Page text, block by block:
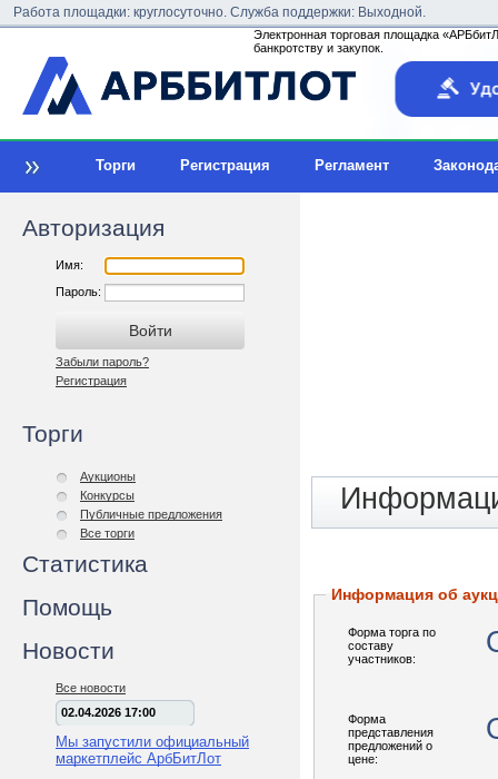
Работа площадки: круглосуточно. Служба поддержки: Выходной.
Электронная торговая площадка
банкротству и закупок.
Торги Регистрация Регламент
Авторизация
Имя:
Пароль:
Забыли пароль?
Регистрация
Торги
Аукционы
Конкурсы
Публичные предложения
Все торги
Статистика
Помощь
Новости
Все новости
02.04.2026 17:00
Мы запустили официальный
маркетплейс АрбБитЛот
Информация об
Форма торга по
составу
участников:
Форма
представления
предложений о
цене: